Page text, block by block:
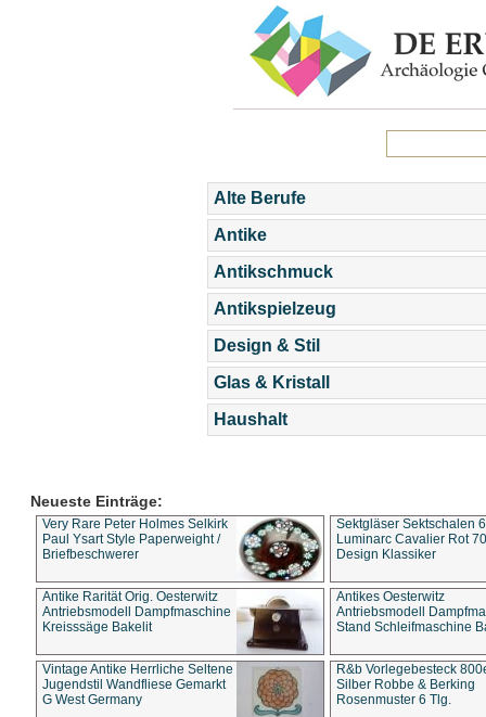
Alte Berufe
Antike
Antikschmuck
Antikspielzeug
Design & Stil
Glas & Kristall
Haushalt
Neueste Einträge:
Very Rare Peter Holmes Selkirk
Paul Ysart Style Paperweight /
Briefbeschwerer
Sektgläser Sektschalen
Luminarc Cavalier Rot
Design Klassiker
Antike Rarität Orig. Oesterwitz
Antriebsmodell Dampfmaschine
Kreisssäge Bakelit
Antikes Oesterwitz
Antriebsmodell
Stand Schleifmaschine
Vintage Antike Herrliche Seltene
Jugendstil Wandfliese Gemarkt
G West Germany
R&b Vorlegebesteck
Silber Robbe & Berking
Rosenmuster 6 Tlg.